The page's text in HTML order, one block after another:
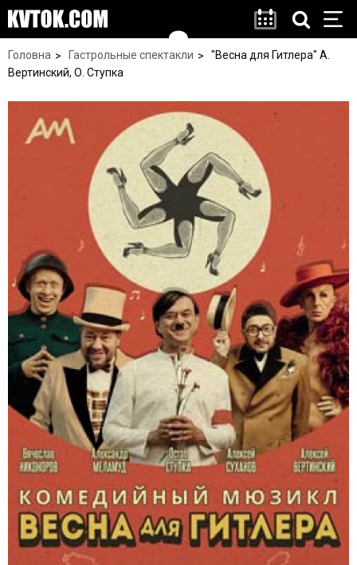
Головна Гастрольные спектакли
"Весна для Гитлера" А.
Вертинский, О. Ступка